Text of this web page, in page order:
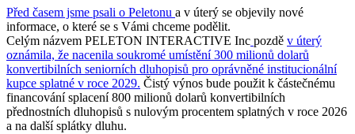
Před časem jsme psali o Peletonu a v úterý se objevily nové
informace, o které se s Vámi chceme podělit.
Celým názvem PELETON INTERACTIVE Inc pozdě v úterý
oznámila, že nacenila soukromé umístění 300 milionů dolarů
konvertibilních seniorních dluhopisů pro oprávněné institucionální
kupce splatné v roce 2029. Čistý výnos bude použit k částečnému
financování splacení 800 milionů dolarů konvertibilních
přednostních dluhopisů s nulovým procentem splatných v roce 2026
a na další splátky dluhu.